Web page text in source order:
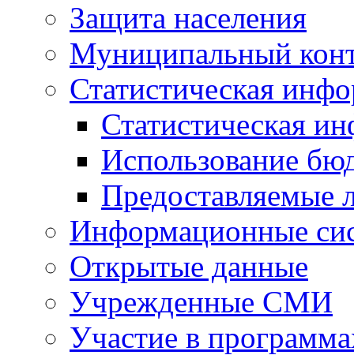
Защита населения
Муниципальный
Статистическая
Статистическая
Использование
Предоставляемые
Информационные
Открытые данные
Учрежденные СМИ
Участие в